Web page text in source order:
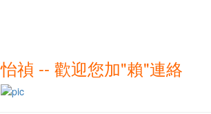
怡禎 -- 歡迎您加"賴"連絡